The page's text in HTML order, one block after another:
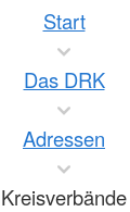
Start
Das DRK
Adressen
Kreisverbände